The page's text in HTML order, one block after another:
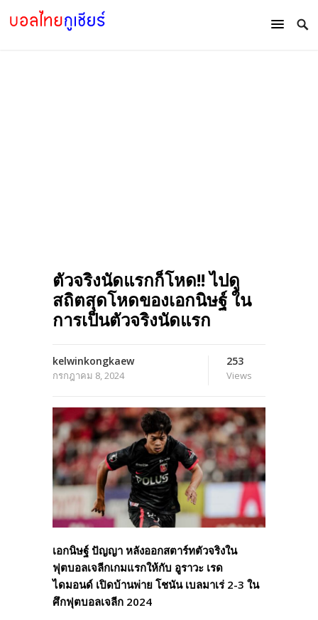
ตัวจริงนัดแรกก็โหด!! ไปดู
สถิตสุดโหดของเอกนิษฐ์ ใน
การเป็นตัวจริงนัดแรก
kelwinkongkaew
กรกฎาคม 8, 2024
253
Views
เอกนิษฐ์ ปัญญา หลังออกสตาร์ทตัวจริงใน
ฟุตบอลเจลีกเกมแรกให้กับ อูราวะ เรด
ไดมอนด์ เปิดบ้านพ่าย โชนัน เบลมาเร่ 2-3 ใน
ศึกฟุตบอลเจลีก 2024